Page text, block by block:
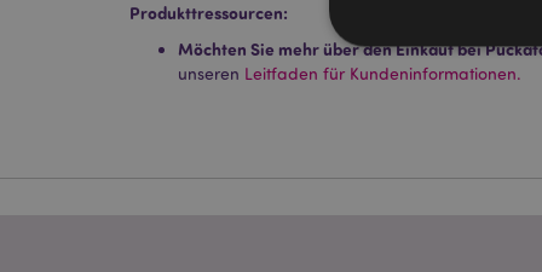
Produkttressourcen:
Möchten Sie mehr über den Einkauf bei
unseren Leitfaden für Kundeninformationen.
Streng-